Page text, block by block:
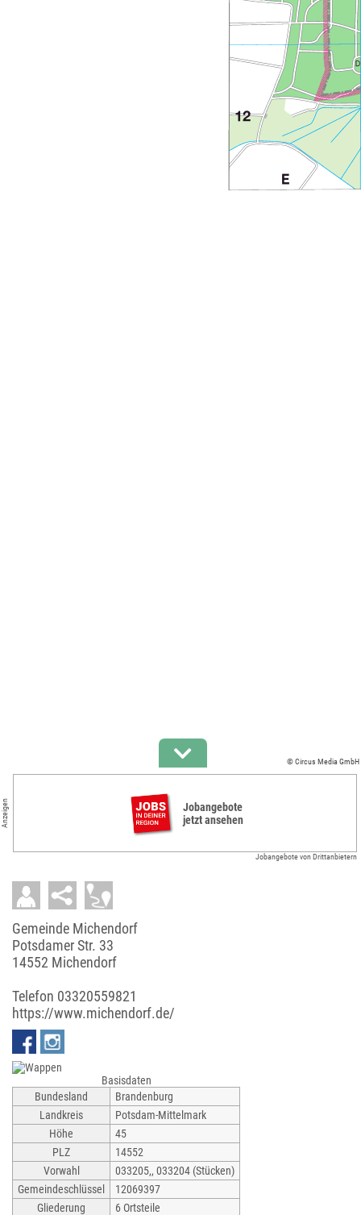
© Circus Media GmbH
Anzeigen
Jobangebote
jetzt ansehen
Jobangebote von Drittanbietern
Gemeinde Michendorf
Potsdamer Str. 33
14552 Michendorf
Telefon 03320559821
https://www.michendorf.de/
Basisdaten
Bundesland
Brandenburg
Landkreis
Potsdam-Mittelmark
Höhe
45
PLZ
14552
Vorwahl
033205,, 033204 (Stücken)
Gemeindeschlüssel
12069397
Gliederung
6 Ortsteile